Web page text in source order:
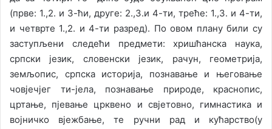
(прве: 1.,2. и 3-ћи, друге: 2.,3.и 4-ти, треће: 1.,3. и 4-ти,
и четврте 1.,2. и 4-ти разред). По овом плану били су
заступљени следећи предмети: хришћанска наука,
српски језик, словенски језик, рачун, геометрија,
земљопис, српска историја, познавање и његовање
човјечјег ти-јела, познавање природе, краснопис,
цртање, пјевање црквено и свјетовно, гимнастика и
војничко вјежбање, те ручни рад и кућарство(у